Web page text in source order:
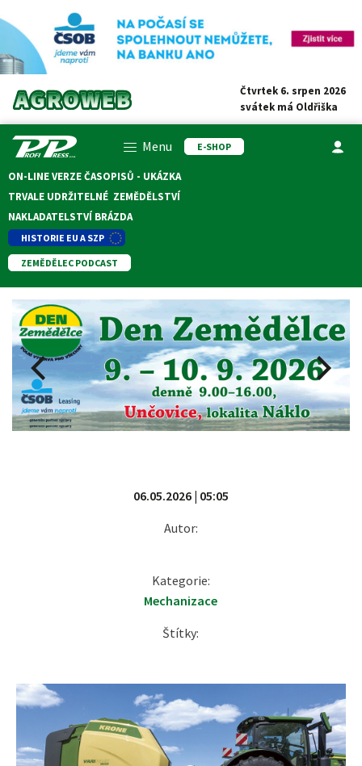
Čtvrtek 6. srpen 2026
svátek má Oldřiška
Menu E-SHOP
ON-LINE VERZE ČASOPISŮ - UKÁZKA
TRVALE UDRŽITELNÉ ZEMĚDĚLSTVÍ
NAKLADATELSTVÍ BRÁZDA
HISTORIE EU A SZP
ZEMĚDĚLEC PODCAST
06.05.2026 | 05:05
Autor:
Kategorie:
Mechanizace
Štítky: